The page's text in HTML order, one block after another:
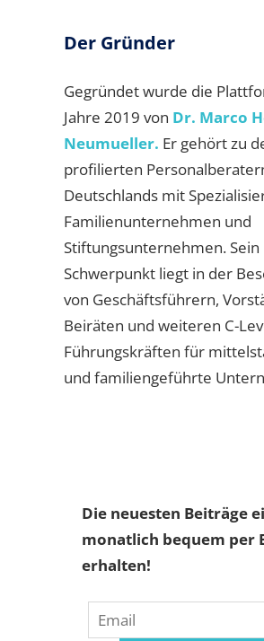
Der Gründer
Gegründet wurde die
Jahre 2019 von Dr. Marco
Neumueller. Er gehört zu
profilierten
Deutschlands mit
Familienunternehmen und
Stiftungsunternehmen. Sein
Schwerpunkt liegt in der
von Geschäftsführern,
Beiräten und weiteren C-
Führungskräften für
und familiengeführte
Die neuesten Beiträge
monatlich bequem per
erhalten!